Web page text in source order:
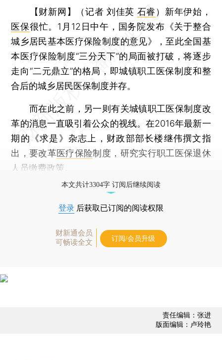
【财新网】（记者 刘佳英 石睿 ） 新年伊始，
医保很忙。1月12日中午，国务院发布《关于整合
城乡居民基本医疗保险制度的意见》，至此全国基
本医疗保险制度“三分天下”的局面被打破，将逐步
走向“二元鼎立”的格局，即城镇职工医保制度和整
合后的城乡居民医保制度并存。
而在此之前，另一则有关城镇职工医保制度改
革的消息一直吸引着公众的视线。在2016年最新一
期的《求是》杂志上，财政部部长楼继伟撰文指
出，要改革医疗保险制度，研究实行职工医保退休
人员缴费政策。
本文共计3304字 订阅后继续阅读
登录 后获取已订阅的阅读权限
财新通会员
可畅读全文
订阅/会员升级
责任编辑：张进
版面编辑：卢玲艳